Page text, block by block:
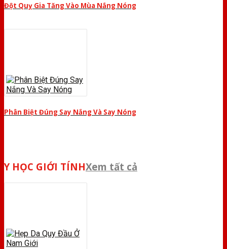
Đột Quỵ Gia Tăng Vào Mùa Nắng Nóng
Phân Biệt Đúng Say Nắng Và Say Nóng
Y HỌC GIỚI TÍNHXem tất cả